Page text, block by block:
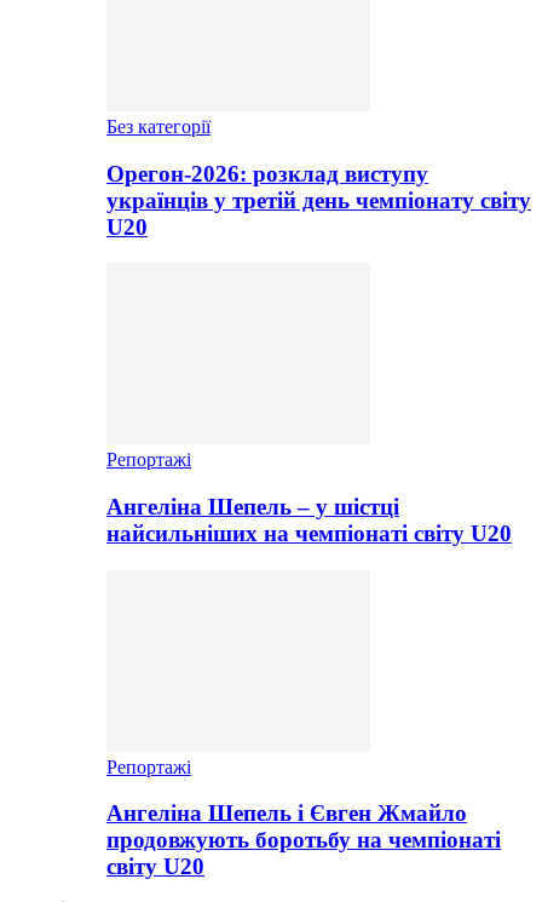
Без категорії
Орегон-2026: розклад виступу
українців у третій день чемпіонату світу
U20
Репортажі
Ангеліна Шепель – у шістці
найсильніших на чемпіонаті світу U20
Репортажі
Ангеліна Шепель і Євген Жмайло
продовжують боротьбу на чемпіонаті
світу U20